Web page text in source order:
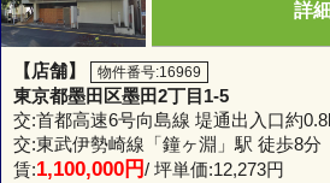
詳
【店舗】 物件番号:16969
東京都墨田区墨田2丁目1-5
交:首都高速6号向島線 堤通出入口約
交:東武伊勢崎線「鐘ヶ淵」駅 徒歩8分
賃:1,100,000円/ 坪単価:12,273円